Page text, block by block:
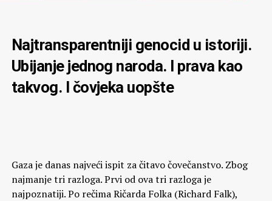
Najtransparentniji genocid u istoriji.
Ubijanje jednog naroda. I prava kao
takvog. I čovjeka uopšte
Gaza je danas najveći ispit za čitavo čovečanstvo. Zbog
najmanje tri razloga. Prvi od ova tri razloga je
najpoznatiji. Po rečima Ričarda Folka (Richard Falk),